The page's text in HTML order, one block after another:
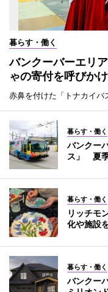
暮らす・働く
バンクーバーエリ
ゃの寄付を呼びかけ
赤鼻を付けた「トナカイバ
暮らす・働く
バンクー
ス」 夏
暮らす・働く
リッチモ
化や施設
暮らす・働く
バンクー